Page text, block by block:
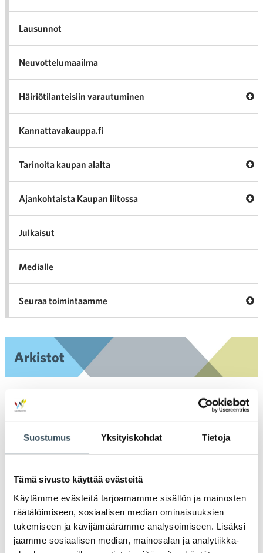
Suostumus Yksityiskohdat Tietoja
Tämä sivusto käyttää evästeitä
Käytämme evästeitä tarjoamamme sisällön ja mainosten
räätälöimiseen, sosiaalisen median ominaisuuksien
tukemiseen ja kävijämäärämme analysoimiseen. Lisäksi
jaamme sosiaalisen median, mainosalan ja analytiikka-
Lausunnot
Neuvottelumaailma
Häiriötilanteisiin varautuminen
Kannattavakauppa.fi
Tarinoita kaupan alalta
Ajankohtaista Kaupan liitossa
Julkaisut
Medialle
Seuraa toimintaamme
Arkistot
2026
2025
2024
2023
2022
2021